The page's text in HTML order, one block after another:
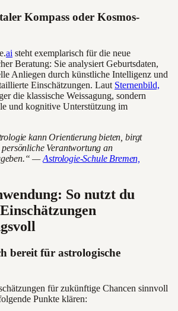
Kompass oder Kosmos-
ai steht exemplarisch für die neue
Beratung: Sie analysiert Geburtsdaten,
Anliegen durch künstliche Intelligenz und
Einschätzungen. Laut Sternenbild,
die klassische Weissagung, sondern
und kognitive Unterstützung im
kann Orientierung bieten, birgt
Verantwortung an
—Astrologie-Schule Bremen,
So nutzt du
bereit für astrologische
für zukünftige Chancen sinnvoll
Punkte klären: